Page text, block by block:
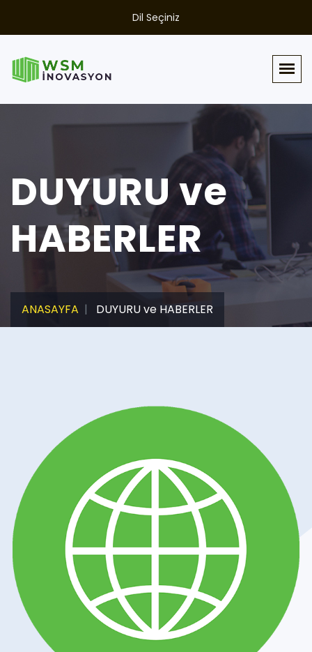
Dil Seçiniz
DUYURU ve
HABERLER
ANASAYFA DUYURU ve HABERLER